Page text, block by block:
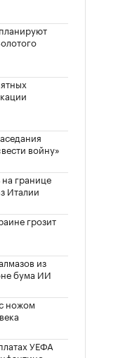
войну»
границе
Италии
грозит
из
бума ИИ
ножом
УЕФА